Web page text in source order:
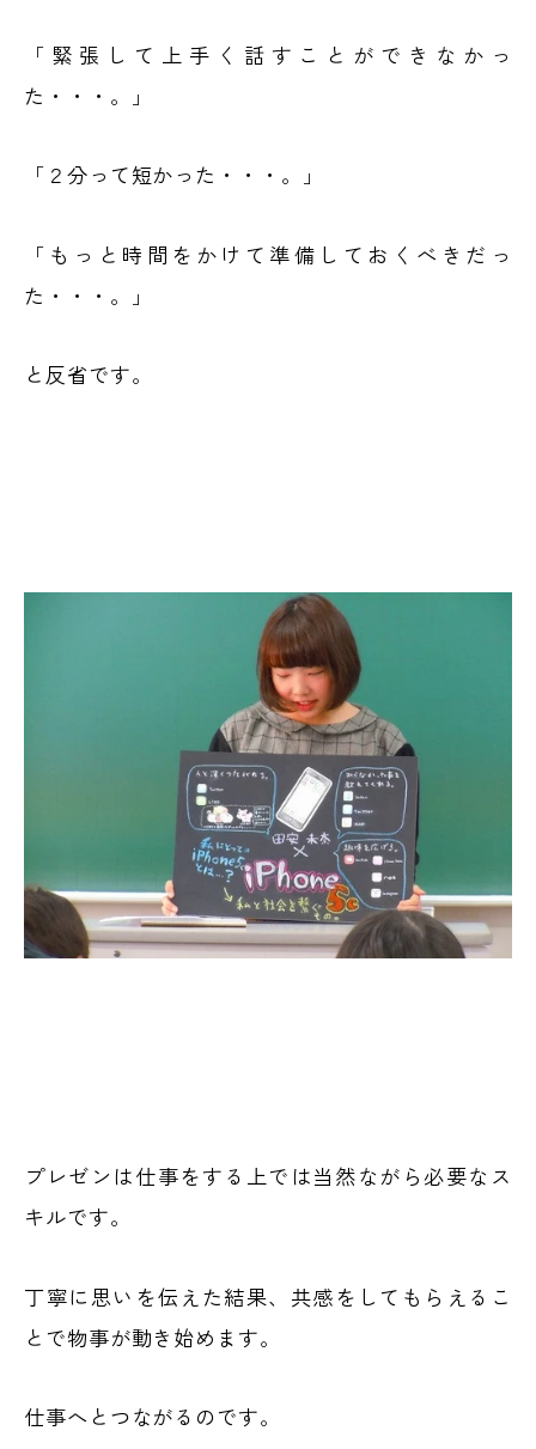
「緊張して上手く話すことができなかっ
た・・・。」
「２分って短かった・・・。」
「もっと時間をかけて準備しておくべきだっ
た・・・。」
と反省です。
プレゼンは仕事をする上では当然ながら必要なス
キルです。
丁寧に思いを伝えた結果、共感をしてもらえるこ
とで物事が動き始めます。
仕事へとつながるのです。